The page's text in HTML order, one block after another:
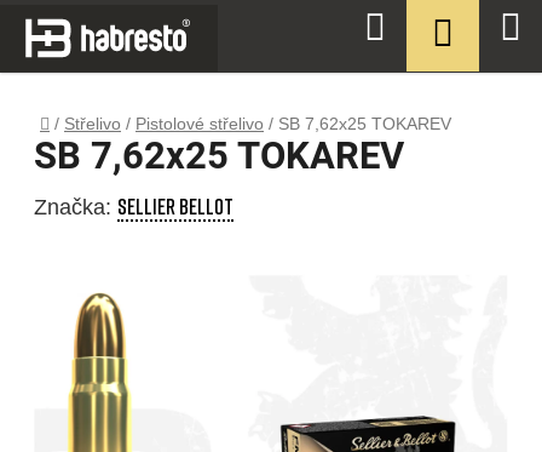
Přejít
obsah
Domů
/ Střelivo / Pistolové střelivo / SB 7,62x25 TOKAREV
SB 7,62x25 TOKAREV
Značka: SELLIER BELLOT